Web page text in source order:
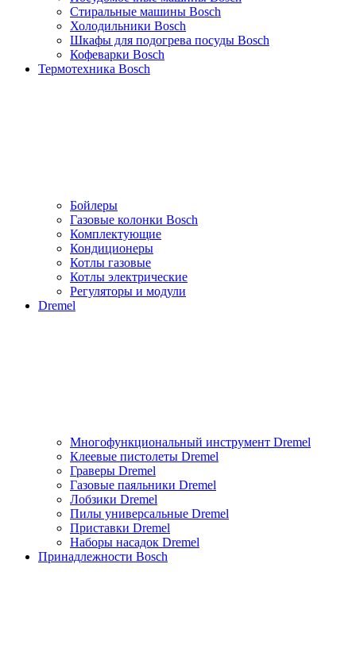
Стиральные машины Bosch
Холодильники Bosch
Шкафы для подогрева посуды Bosch
Кофеварки Bosch
Термотехника Bosch
Бойлеры
Газовые колонки Bosch
Комплектующие
Кондиционеры
Котлы газовые
Котлы электрические
Регуляторы и модули
Dremel
Многофункциональный инструмент Dremel
Клеевые пистолеты Dremel
Граверы Dremel
Газовые паяльники Dremel
Лобзики Dremel
Пилы универсальные Dremel
Приставки Dremel
Наборы насадок Dremel
Принадлежности Bosch